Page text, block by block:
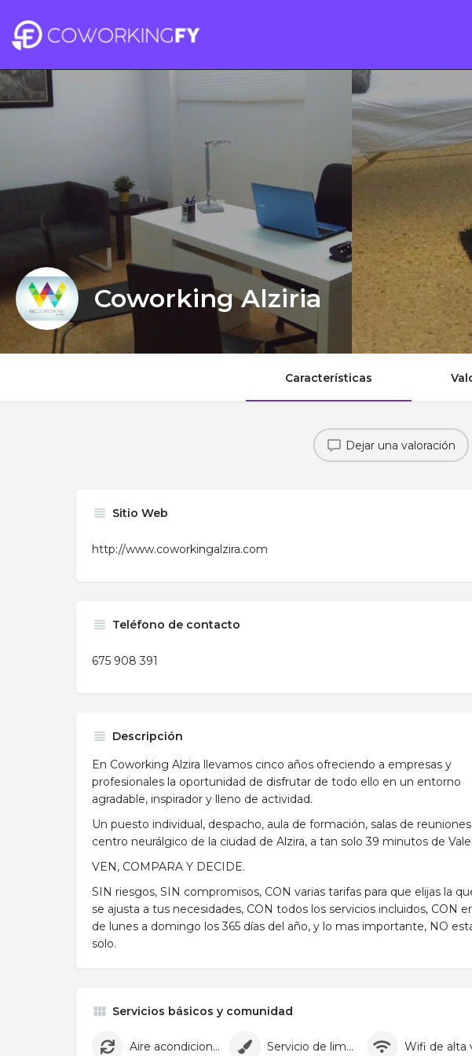
Coworking Alziria
Características
Dejar una valoración
Sitio Web
http://www.coworkingalzira.com
Teléfono de contacto
675 908 391
Descripción
En Coworking Alzira llevamos cinco años ofreciendo a empresas y
profesionales la oportunidad de disfrutar de todo ello en un entorno
agradable, inspirador y lleno de actividad.
Un puesto individual, despacho, aula de formación, salas de
centro neurálgico de la ciudad de Alzira, a tan solo 39 minutos de
VEN, COMPARA Y DECIDE.
SIN riesgos, SIN compromisos, CON varias tarifas para que elijas la
se ajusta a tus necesidades, CON todos los servicios incluidos, CON
de lunes a domingo los 365 días del año, y lo mas importante, NO
solo.
Servicios básicos y comunidad
Aire acondicionado Servicio de limpieza